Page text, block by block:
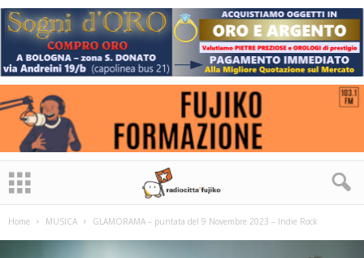
Home MUSICA GLAMORAMA – puntata del 9 Novembre 2023 – Indie Rock